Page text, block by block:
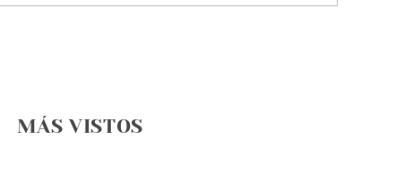
MÁS VISTOS